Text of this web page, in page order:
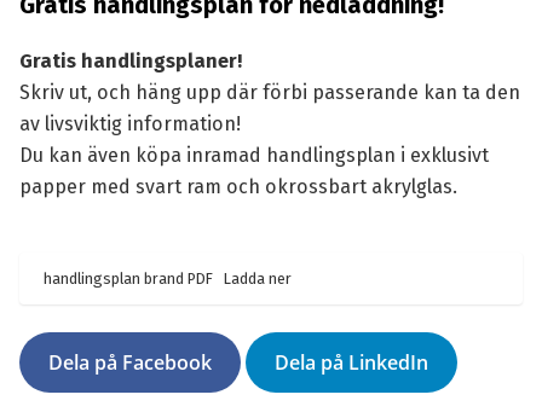
Gratis handlingsplaner!
Skriv ut, och häng upp där förbi passerande kan ta den
av livsviktig information!
Du kan även köpa inramad handlingsplan i exklusivt
papper med svart ram och okrossbart akrylglas.
handlingsplan brand PDF Ladda ner
Dela på Facebook Dela på LinkedIn